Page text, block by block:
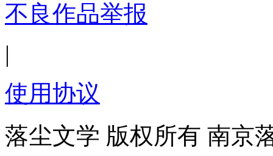
不良作品举报
|
使用协议
落尘文学 版权所有 南京